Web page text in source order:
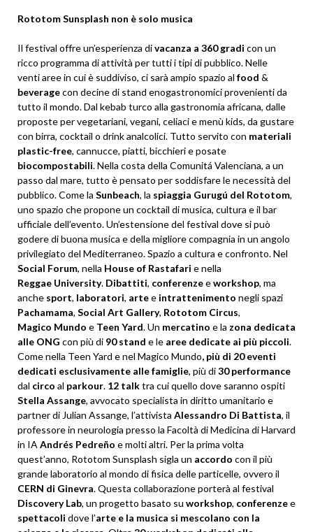
Rototom Sunsplash non è solo musica
Il festival offre un’esperienza divacanza a 360 gradi con un
ricco programma di attività per tutti i tipi di pubblico. Nelle
venti aree in cui è suddiviso, ci sarà ampio spazio al food &
beveragecon decine di stand enogastronomici provenienti da
tutto il mondo. Dal kebab turco alla gastronomia africana, dalle
proposte per vegetariani, vegani, celiaci e menù kids, da gustare
con birra, cocktail o drink analcolici. Tutto servito con materiali
plastic-free, cannucce, piatti, bicchieri e posate
biocompostabili. Nella costa della Comunitá Valenciana, a un
passo dal mare, tutto è pensato per soddisfare le necessità del
pubblico. Come la Sunbeach, la spiaggia Gurugú del Rototom,
uno spazio che propone un cocktail di musica, cultura e il bar
ufficiale dell’evento. Un’estensione del festival dove si può
godere di buona musica e della migliore compagnia in un angolo
privilegiato del Mediterraneo. Spazio a cultura e confronto. Nel
Social Forum, nella House of Rastafari e nella
Reggae University. Dibattiti, conferenzeeworkshop, ma
anche sport, laboratori, artee intrattenimento negli spazi
Pachamama, Social Art Gallery, Rototom Circus,
Magico Mundo e Teen Yard. Un mercatino e la zona dedicata
alle ONG con più di 90 stand e le aree dedicate ai più piccoli.
Come nella Teen Yard e nel Magico Mundo, più di 20 eventi
dedicati esclusivamente alle famiglie, più di30 performance
dal circo al parkour. 12 talktra cui quello dove saranno ospiti
Stella Assange, avvocato specialista in diritto umanitario e
partner di Julian Assange, l’attivista Alessandro Di Battista, il
professore in neurologia presso la Facoltà di Medicina di Harvard
in IA Andrés Pedreño e molti altri. Per la prima volta
quest’anno, Rototom Sunsplash sigla un accordo con il più
grande laboratorio al mondo di fisica delle particelle, ovvero il
CERN di Ginevra. Questa collaborazione porterà al festival
Discovery Lab, un progetto basato su workshop, conferenzee
spettacoli dove l’arte e la musica si mescolano con la